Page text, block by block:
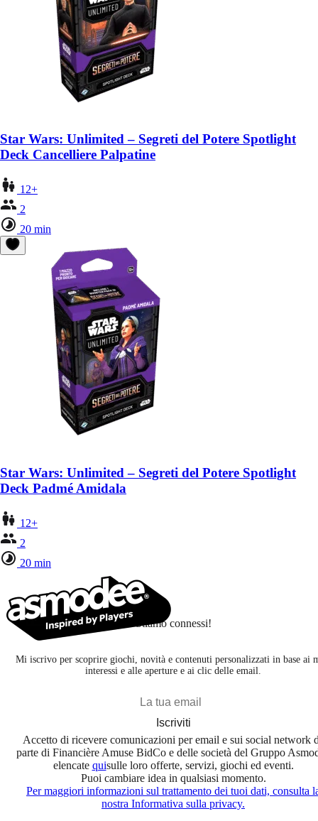
Star Wars: Unlimited – Segreti del Potere Spotlight
Deck Cancelliere Palpatine
12+
2
20 min
Star Wars: Unlimited – Segreti del Potere Spotlight
Deck Padmé Amidala
12+
2
20 min
Stiamo connessi!
Mi iscrivo per scoprire giochi, novità e contenuti personalizzati in base ai
interessi e alle aperture e ai clic delle email.
Iscriviti
Accetto di ricevere comunicazioni per email e sui social network
parte di Financière Amuse BidCo e delle società del Gruppo
elencate quisulle loro offerte, servizi, giochi ed eventi.
Puoi cambiare idea in qualsiasi momento.
Per maggiori informazioni sul trattamento dei tuoi dati, consulta
nostra Informativa sulla privacy.